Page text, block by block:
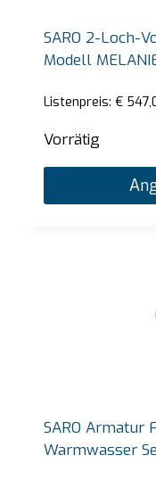
SARO 2-Loch-
Modell
Listenpreis: €
Vorrätig
SARO Armatur
Warmwasser